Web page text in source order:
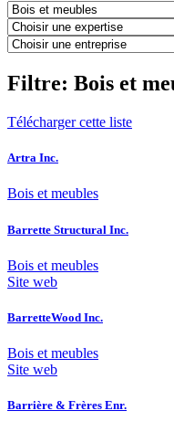
Filtre: Bois et
Télécharger cette liste
Artra Inc.
Bois et meubles
Barrette Structural Inc.
Bois et meubles
Site web
BarretteWood Inc.
Bois et meubles
Site web
Barrière & Frères Enr.